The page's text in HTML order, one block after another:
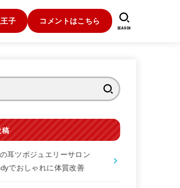
子 コメントはこちら
SEARCH
稿
耳ツボジュエリーサロン
でおしゃれに体質改善